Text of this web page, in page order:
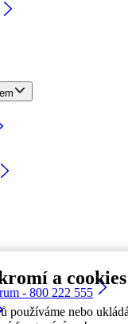
a cookies
používáme nebo
- 800 222 555